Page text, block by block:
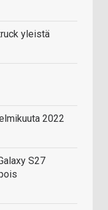
yleistä
2022
S27